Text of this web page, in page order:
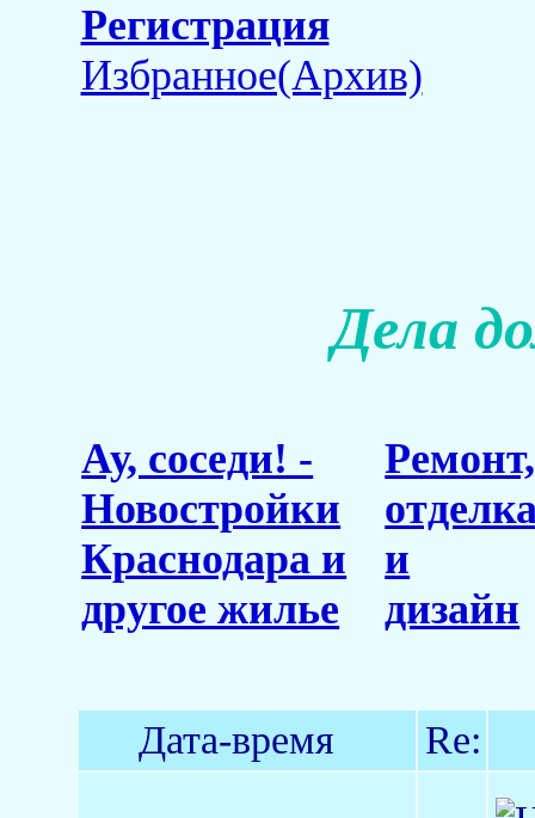
Регистрация
Избранное(Архив)
Дела
Ау, соседи! -
Новостройки
Краснодара и
другое жилье
Ремонт,
и
дизайн
Дата-время Re: